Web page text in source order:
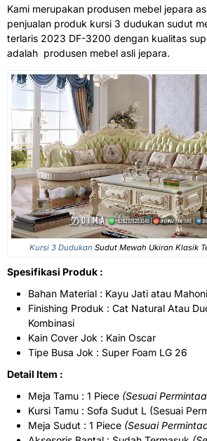
Kami merupakan produsen mebel jepara
penjualan produk kursi 3 dudukan sudut
terlaris 2023 DF-3200 dengan kualitas
adalah produsen mebel asli jepara.
Kursi 3 Dudukan Sudut Mewah Ukiran Klasik
Spesifikasi Produk :
Bahan Material : Kayu Jati atau
Finishing Produk : Cat Natural Atau
Kombinasi
Kain Cover Jok : Kain Oscar
Tipe Busa Jok : Super Foam LG 26
Detail Item :
Meja Tamu : 1 Piece (Sesuai
Kursi Tamu : Sofa Sudut L (Sesuai
Meja Sudut : 1 Piece (Sesuai